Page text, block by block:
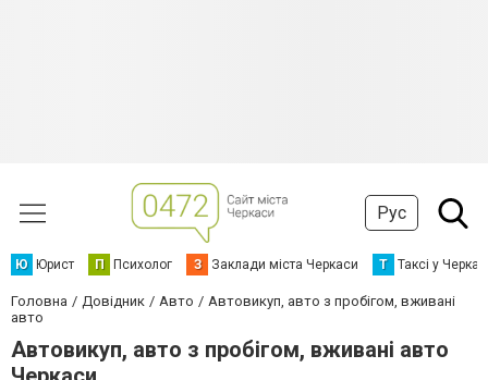
Рус
Ю Юрист П Психолог З Заклади міста Черкаси Т Таксі у
Головна Довідник Авто
Автовикуп, авто з пробігом, вживані
авто
Автовикуп, авто з пробігом, вживані авто